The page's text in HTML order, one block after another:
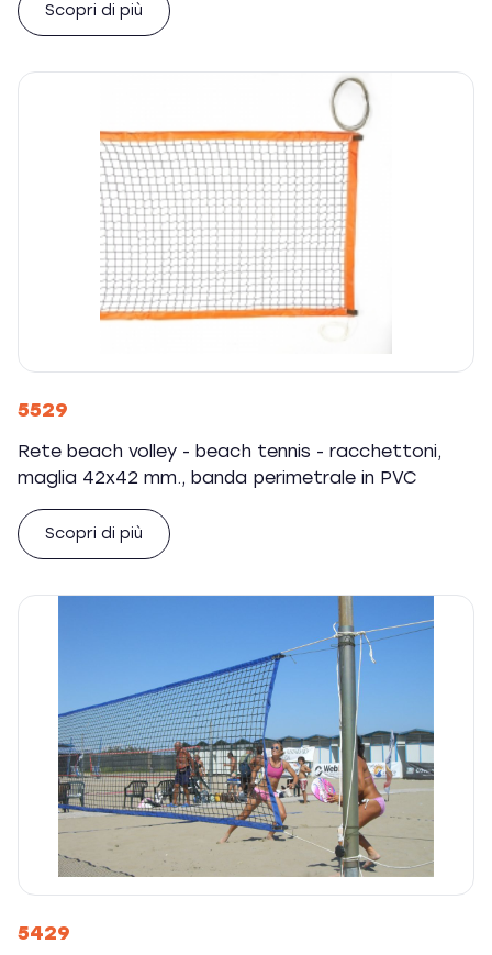
Scopri di più
5529
Rete beach volley - beach tennis - racchettoni,
maglia 42x42 mm., banda perimetrale in PVC
Scopri di più
5429